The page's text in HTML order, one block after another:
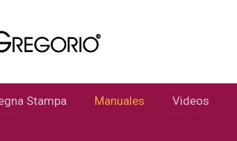
Stampa Manuales Videos